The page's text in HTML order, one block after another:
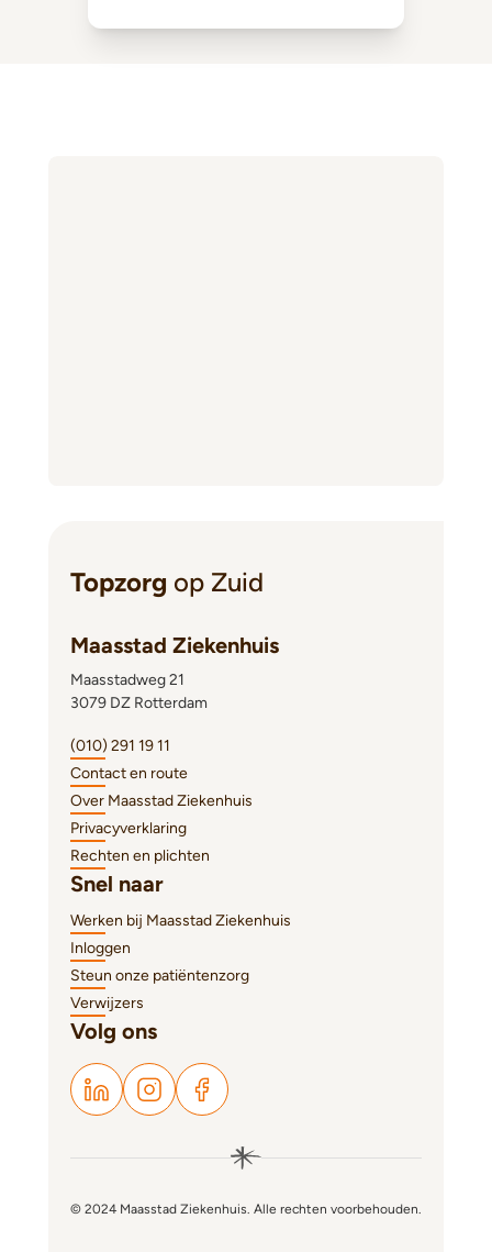
Topzorg op Zuid
Maasstad Ziekenhuis
Maasstadweg 21
3079 DZ Rotterdam
(010) 291 19 11
Contact en route
Over Maasstad Ziekenhuis
Privacyverklaring
Rechten en plichten
Snel naar
Werken bij Maasstad Ziekenhuis
Inloggen
Steun onze patiëntenzorg
Verwijzers
Volg ons
© 2024 Maasstad Ziekenhuis. Alle rechten voorbehouden.